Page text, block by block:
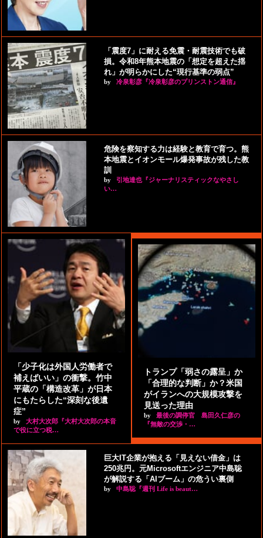
「震度7」に耐える免震・耐震技術でも破
損。令和8年熊本地震の「想定を超えた揺
れ」が明らかにした“現行基準の弱点”
by 冷泉彰彦『冷泉彰彦のプリンストン通信』
危険を察知する力は経験と教育で育つ。熊
本地震とイオンモール爆発事故が残した教
訓
by
引地達也『ジャーナリスティックなやさし
い…
「少子化は外国人労働者で
補えばいい」の衝撃。竹中
平蔵の「構造改革」が日本
にもたらした“深刻な後遺
症”
by
大村大次郎『大村大次郎の本音
で役に立つ税…
トランプ「弱さの露呈」か
「合理的な判断」か？米国
がイランへの大規模攻撃を
見送った理由
by
最後の調停官 島田久仁彦の
『無敵の交渉・…
巨大IT企業が抱える「見えない借金」は
250兆円。元Microsoftエンジニア中島聡
が解説する「AIブーム」の危うい裏側
by 中島聡『週刊 Life is beaut…